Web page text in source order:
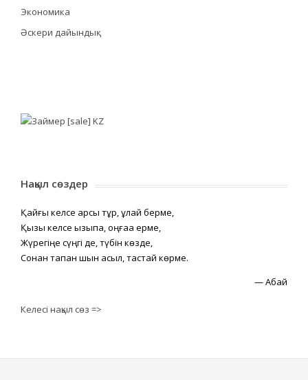
Экономика
Әскери дайындық
Нақыл сөздер
Қайғы келсе қарсы тұр, құлай берме,
Қызық келсе қызықпа, оңғаққа ерме,
Жүрегіңе сүңгі де, түбін көзде,
Сонан тапқан шын асыл, тастай көрме.
—Абай
Келесі нақыл сөз =>